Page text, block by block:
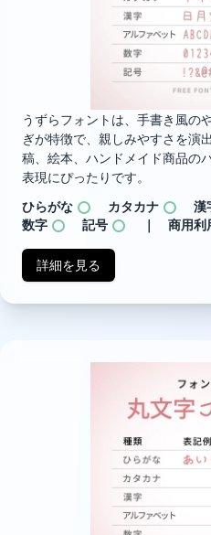
うずらフォントは、手書き風の
ぎが特徴で、親しみやすさを演
稿、絵本、ハンドメイド商品の
表現にぴったりです。
ひらがな
カタカナ 漢
数字
記号 ｜ 商用利
詳細を見る